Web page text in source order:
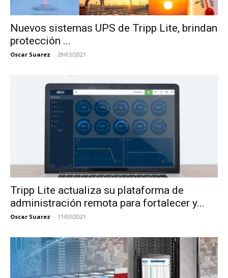
Nuevos sistemas UPS de Tripp Lite, brindan
protección ...
Oscar Suarez - 29/03/2021
Tripp Lite actualiza su plataforma de
administración remota para fortalecer y...
Oscar Suarez - 11/03/2021